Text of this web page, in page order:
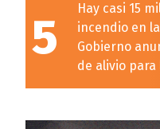
5
Hay casi 15
incendio en
Gobierno
de alivio